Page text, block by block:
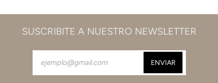
SUSCRIBITE A NUESTRO NEWSLETTER